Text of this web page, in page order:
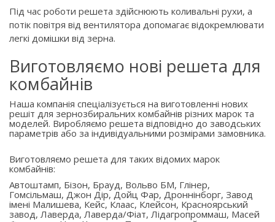
Під час роботи решета здійснюють коливальні рухи, а
потік повітря від вентилятора допомагає відокремлювати
легкі домішки від зерна.
Виготовляємо нові решета для
комбайнів
Наша компанія спеціалізується на виготовленні нових
решіт для зернозбиральних комбайнів різних марок та
моделей. Виробляємо решета відповідно до заводських
параметрів або за індивідуальними розмірами замовника.
Виготовляємо решета для таких відомих марок
комбайнів:
Автоштамп, Бізон, Брауд, Вольво БМ, Глінер,
Гомсільмаш, Джон Дір, Дойц Фар, Дроннінборг, Завод
імені Малишева, Кейс, Клаас, Клейсон, Красноярський
завод, Лаверда, Лаверда/Фіат, Лідагропроммаш, Масей